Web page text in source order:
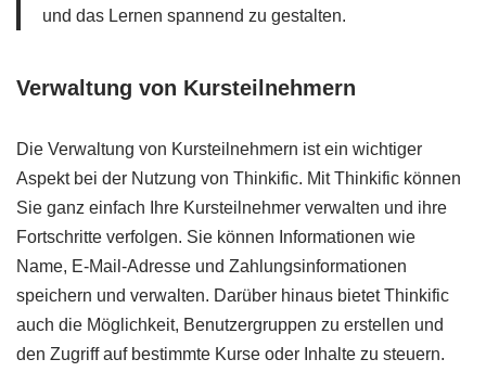
und das Lernen spannend zu gestalten.
Verwaltung von Kursteilnehmern
Die Verwaltung von Kursteilnehmern ist ein wichtiger
Aspekt bei der Nutzung von Thinkific. Mit Thinkific können
Sie ganz einfach Ihre Kursteilnehmer verwalten und ihre
Fortschritte verfolgen. Sie können Informationen wie
Name, E-Mail-Adresse und Zahlungsinformationen
speichern und verwalten. Darüber hinaus bietet Thinkific
auch die Möglichkeit, Benutzergruppen zu erstellen und
den Zugriff auf bestimmte Kurse oder Inhalte zu steuern.